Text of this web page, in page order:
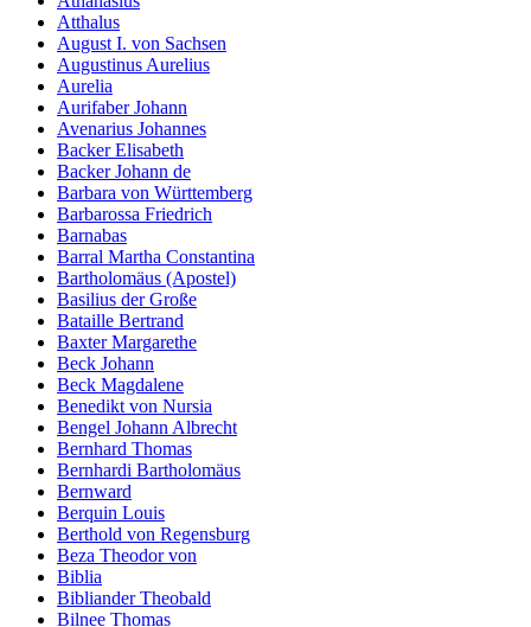
Atthalus
August I. von Sachsen
Augustinus Aurelius
Aurelia
Aurifaber Johann
Avenarius Johannes
Backer Elisabeth
Backer Johann de
Barbara von Württemberg
Barbarossa Friedrich
Barnabas
Barral Martha Constantina
Bartholomäus (Apostel)
Basilius der Große
Bataille Bertrand
Baxter Margarethe
Beck Johann
Beck Magdalene
Benedikt von Nursia
Bengel Johann Albrecht
Bernhard Thomas
Bernhardi Bartholomäus
Bernward
Berquin Louis
Berthold von Regensburg
Beza Theodor von
Biblia
Bibliander Theobald
Bilnee Thomas